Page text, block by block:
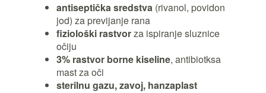
antiseptička sredstva (rivanol, povidon
jod) za previjanje rana
fiziološki rastvorza ispiranje sluznice
očiju
3% rastvor borne kiseline, antibiotksa
mast za oči
sterilnu gazu, zavoj, hanzaplast